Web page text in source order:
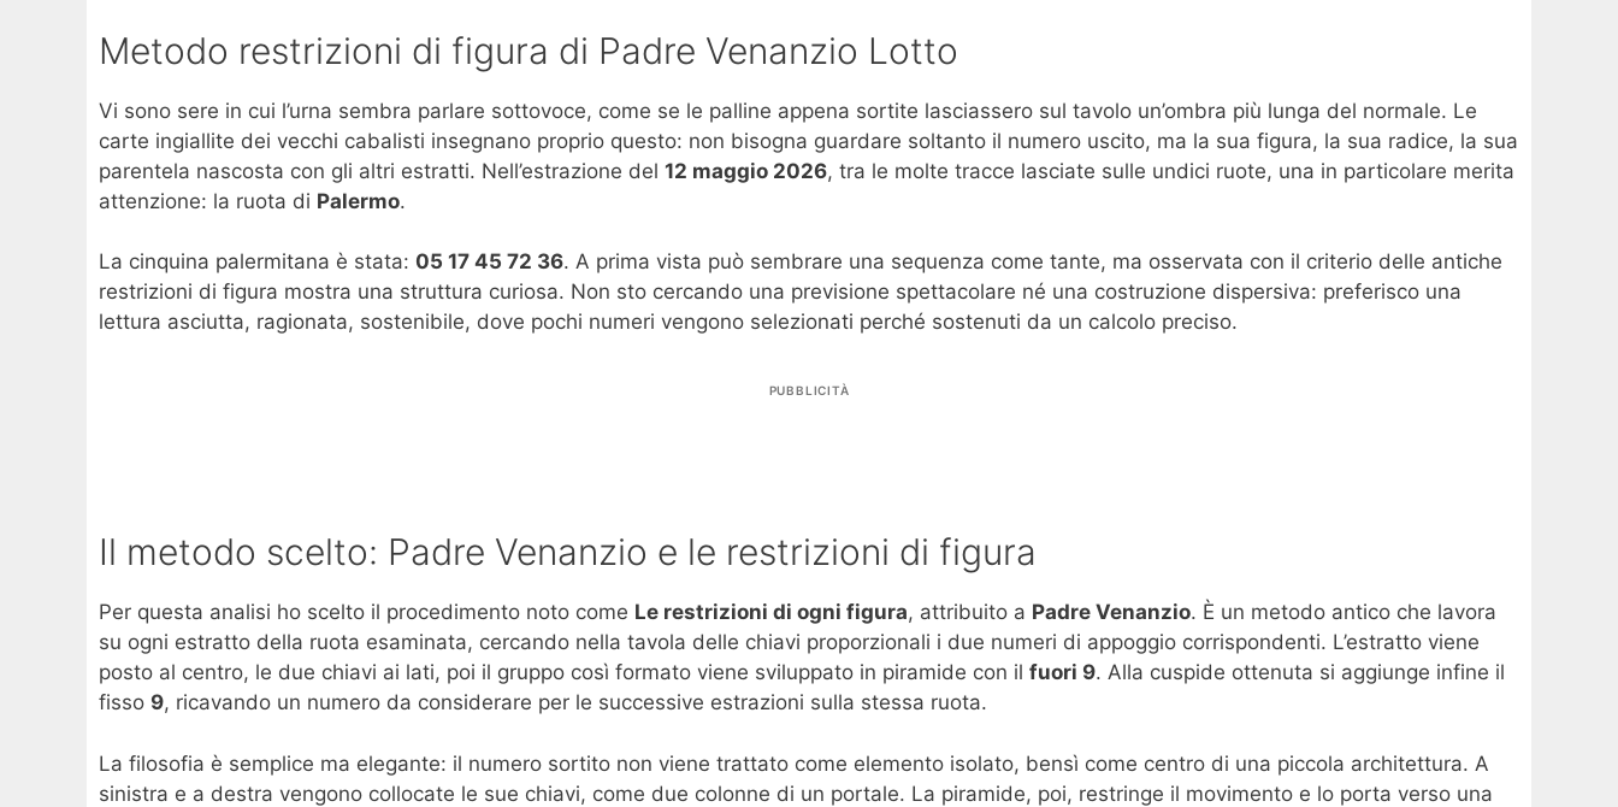
Metodo restrizioni di figura di Padre Venanzio Lotto
Vi sono sere in cui l’urna sembra parlare sottovoce, come se le palline appena sortite lasciassero sul tavolo un’ombra più lunga del normale. Le
carte ingiallite dei vecchi cabalisti insegnano proprio questo: non bisogna guardare soltanto il numero uscito, ma la sua figura, la sua radice, la sua
parentela nascosta con gli altri estratti. Nell’estrazione del 12 maggio 2026, tra le molte tracce lasciate sulle undici ruote, una in particolare merita
attenzione: la ruota di Palermo.
La cinquina palermitana è stata: 05 17 45 72 36. A prima vista può sembrare una sequenza come tante, ma osservata con il criterio delle antiche
restrizioni di figura mostra una struttura curiosa. Non sto cercando una previsione spettacolare né una costruzione dispersiva: preferisco una
lettura asciutta, ragionata, sostenibile, dove pochi numeri vengono selezionati perché sostenuti da un calcolo preciso.
PUBBLICITÀ
Il metodo scelto: Padre Venanzio e le restrizioni di figura
Per questa analisi ho scelto il procedimento noto come Le restrizioni di ogni figura, attribuito a Padre Venanzio. È un metodo antico che lavora
su ogni estratto della ruota esaminata, cercando nella tavola delle chiavi proporzionali i due numeri di appoggio corrispondenti. L’estratto viene
posto al centro, le due chiavi ai lati, poi il gruppo così formato viene sviluppato in piramide con il fuori 9. Alla cuspide ottenuta si aggiunge infine il
fisso 9, ricavando un numero da considerare per le successive estrazioni sulla stessa ruota.
La filosofia è semplice ma elegante: il numero sortito non viene trattato come elemento isolato, bensì come centro di una piccola architettura. A
sinistra e a destra vengono collocate le sue chiavi, come due colonne di un portale. La piramide, poi, restringe il movimento e lo porta verso una